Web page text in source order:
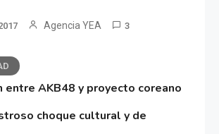
Agencia YEA 3
entre AKB48 y proyecto coreano
choque cultural y de